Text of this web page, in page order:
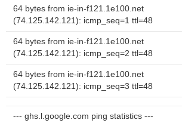
64 bytes from ie-in-f121.1e100.net
(74.125.142.121): icmp_seq=1 ttl=48
64 bytes from ie-in-f121.1e100.net
(74.125.142.121): icmp_seq=2 ttl=48
64 bytes from ie-in-f121.1e100.net
(74.125.142.121): icmp_seq=3 ttl=48
--- ghs.l.google.com ping statistics ---